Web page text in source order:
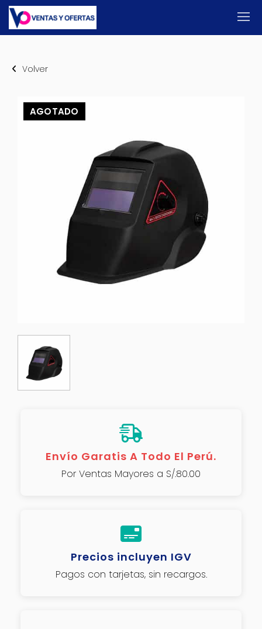
Volver
AGOTADO
Envío Garatis A Todo El Perú.
Por Ventas Mayores a S/.80.00
Precios incluyen IGV
Pagos con tarjetas, sin recargos.